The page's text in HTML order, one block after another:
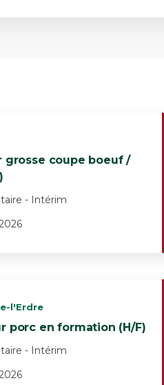
grosse coupe boeuf /
- Intérim
l'Erdre
porc en formation (H/F)
- Intérim